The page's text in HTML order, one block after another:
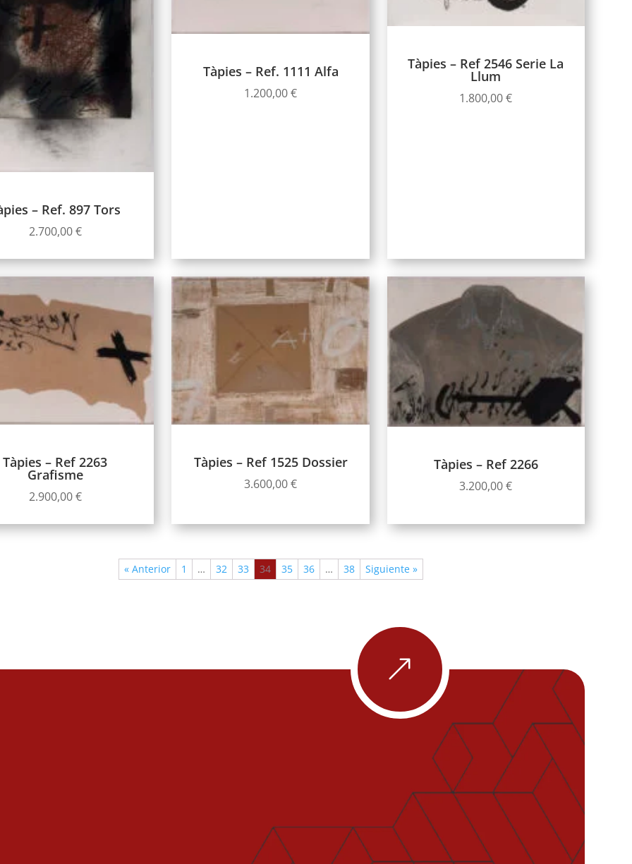
– Ref. 897 Tors
2.700,00€
Tàpies – Ref. 1111 Alfa
1.200,00€
Tàpies – Ref 2546 Serie La
Llum
1.800,00€
Tàpies – Ref 2263
Grafisme
2.900,00€
Tàpies – Ref 1525 Dossier
3.600,00€
Tàpies – Ref 2266
3.200,00€
« Anterior 1 … 32 33 34 35 36 … 38 Siguiente »
&